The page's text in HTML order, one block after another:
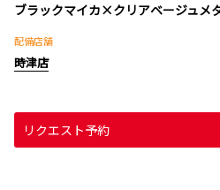
ブラックマイカ×クリアベージュメ
配備店舗
時津店
リクエスト予約